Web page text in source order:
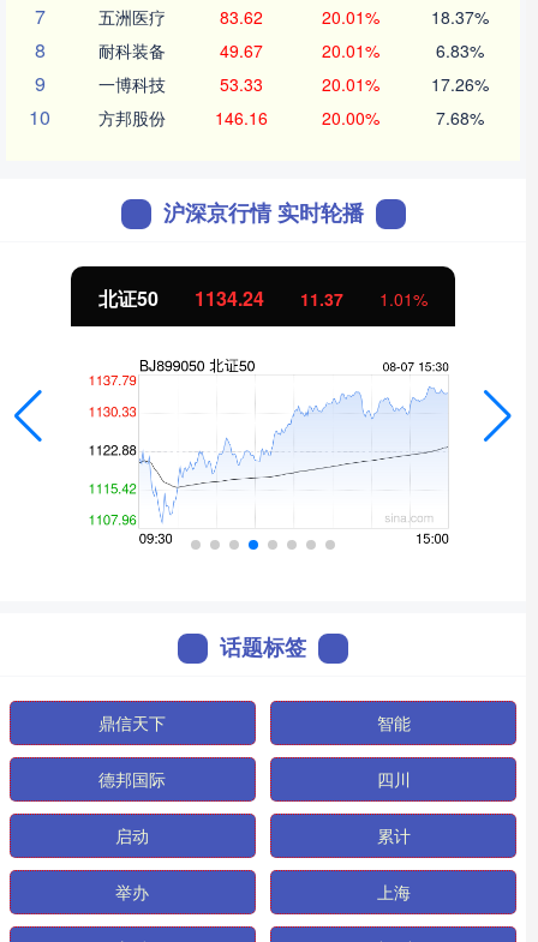
7 五洲医疗 83.62 20.01% 18.37%
8 耐科装备 49.67 20.01% 6.83%
9 一博科技 53.33 20.01% 17.26%
10 方邦股份 146.16 20.00% 7.68%
沪深京行情 实时轮播
北证50 1134.24 11.37 1.01%
话题标签
鼎信天下 智能
德邦国际 四川
启动 累计
举办 上海